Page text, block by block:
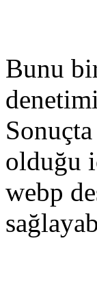
Bunu
olduğu
webp